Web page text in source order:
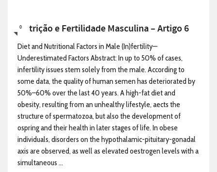
0
Nutrição e Fertilidade Masculina – Artigo 6
Diet and Nutritional Factors in Male (In)fertility—
Underestimated Factors Abstract: In up to 50% of cases,
infertility issues stem solely from the male. According to
some data, the quality of human semen has deteriorated by
50%–60% over the last 40 years. A high-fat diet and
obesity, resulting from an unhealthy lifestyle, aects the
structure of spermatozoa, but also the development of
ospring and their health in later stages of life. In obese
individuals, disorders on the hypothalamic-pituitary-gonadal
axis are observed, as well as elevated oestrogen levels with a
simultaneous ...